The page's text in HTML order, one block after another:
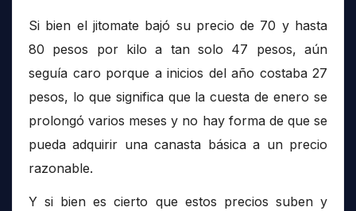
Si bien el jitomate bajó su precio de 70 y hasta
80 pesos por kilo a tan solo 47 pesos, aún
seguía caro porque a inicios del año costaba 27
pesos, lo que significa que la cuesta de enero se
prolongó varios meses y no hay forma de que se
pueda adquirir una canasta básica a un precio
razonable.
Y si bien es cierto que estos precios suben y